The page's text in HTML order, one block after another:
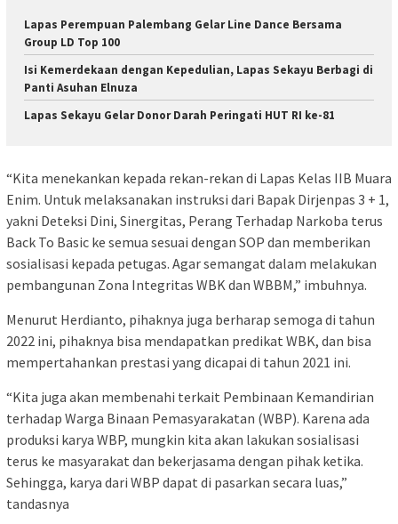
Lapas Perempuan Palembang Gelar Line Dance Bersama
Group LD Top 100
Isi Kemerdekaan dengan Kepedulian, Lapas Sekayu Berbagi di
Panti Asuhan Elnuza
Lapas Sekayu Gelar Donor Darah Peringati HUT RI ke-81
“Kita menekankan kepada rekan-rekan di Lapas Kelas IIB Muara
Enim. Untuk melaksanakan instruksi dari Bapak Dirjenpas 3 + 1,
yakni Deteksi Dini, Sinergitas, Perang Terhadap Narkoba terus
Back To Basic ke semua sesuai dengan SOP dan memberikan
sosialisasi kepada petugas. Agar semangat dalam melakukan
pembangunan Zona Integritas WBK dan WBBM,” imbuhnya.
Menurut Herdianto, pihaknya juga berharap semoga di tahun
2022 ini, pihaknya bisa mendapatkan predikat WBK, dan bisa
mempertahankan prestasi yang dicapai di tahun 2021 ini.
“Kita juga akan membenahi terkait Pembinaan Kemandirian
terhadap Warga Binaan Pemasyarakatan (WBP). Karena ada
produksi karya WBP, mungkin kita akan lakukan sosialisasi
terus ke masyarakat dan bekerjasama dengan pihak ketika.
Sehingga, karya dari WBP dapat di pasarkan secara luas,”
tandasnya